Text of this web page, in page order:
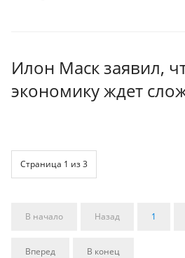
Илон Маск заявил,
экономику ждет
Страница 1 из 3
В начало Назад 1
Вперед В конец